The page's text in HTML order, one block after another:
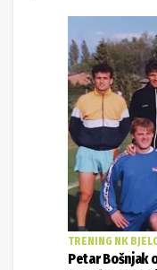
TRENING NK
Petar Bošnjak